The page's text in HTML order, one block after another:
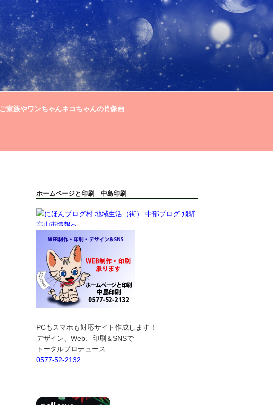
ご家族やワンちゃんネコちゃんの肖像画
ホームページと印刷 中島印刷
PCもスマホも対応サイト作成します！
デザイン、Web、印刷＆SNSで
トータルプロデュース
0577-52-2132